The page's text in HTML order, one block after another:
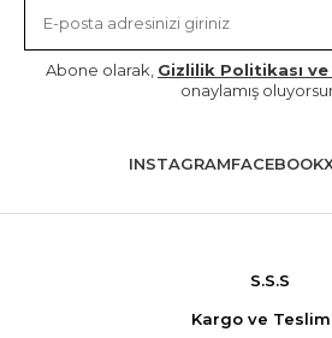
Abone olarak, Gizlilik Politikası ve
onaylamış
INSTAGRAMFACEBOOK
S.S.S
Kargo ve